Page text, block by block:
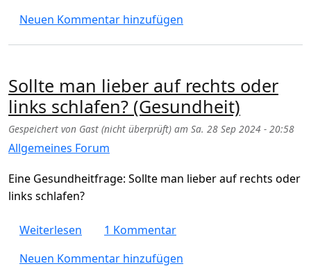
Neuen Kommentar hinzufügen
Sollte man lieber auf rechts oder
links schlafen? (Gesundheit)
Gespeichert von Gast (nicht überprüft) am Sa. 28 Sep 2024 - 20:58
Allgemeines Forum
Eine Gesundheitfrage: Sollte man lieber auf rechts oder
links schlafen?
Weiterlesen über Sollte man lieber auf rechts oder
1 Kommentar
Neuen Kommentar hinzufügen